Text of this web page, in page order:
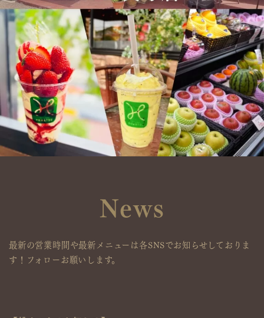
News
最新の営業時間や最新メニューは各SNSでお知らせしておりま
す！ フォローお願いします。